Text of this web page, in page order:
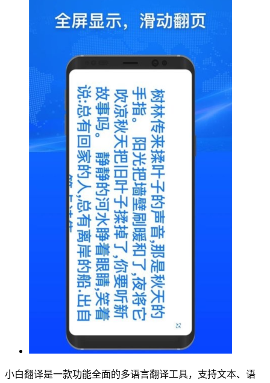
小白翻译是一款功能全面的多语言翻译工具，支持文本、语